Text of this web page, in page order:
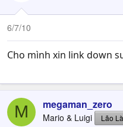
6/7/10
Cho mình xin link down
M megaman_zero
Mario & Luigi Lão